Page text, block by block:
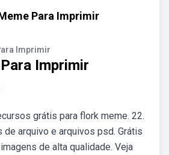
Para Imprimir
Imprimir
Imprimir
grátis para flork meme. 22.
arquivo e arquivos psd. Grátis
de alta qualidade. Veja